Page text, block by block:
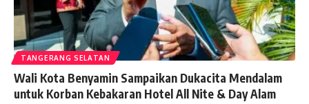
TANGERANG SELATAN
Wali Kota Benyamin Sampaikan Dukacita Mendalam
untuk Korban Kebakaran Hotel All Nite & Day Alam